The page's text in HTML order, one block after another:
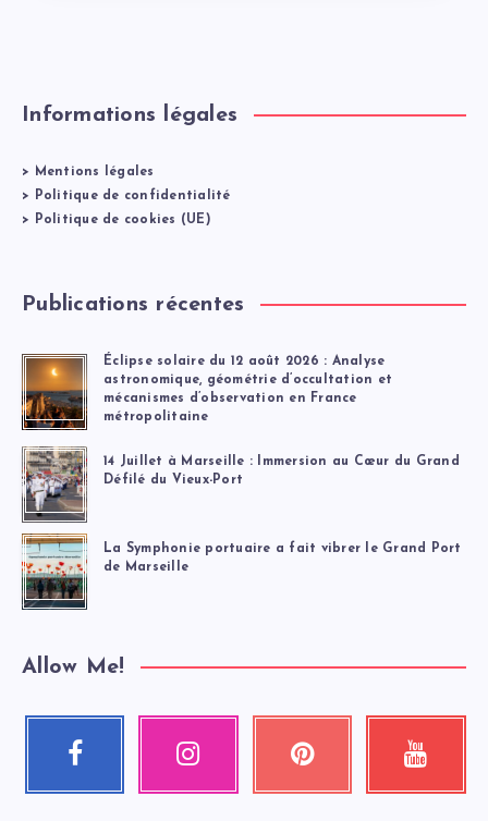
Informations légales
>
Mentions légales
>
Politique de confidentialité
>
Politique de cookies (UE)
Publications récentes
Éclipse solaire du 12 août 2026 : Analyse
astronomique, géométrie d’occultation et
mécanismes d’observation en France
métropolitaine
14 Juillet à Marseille : Immersion au Cœur du Grand
Défilé du Vieux-Port
La Symphonie portuaire a fait vibrer le Grand Port
de Marseille
Allow Me!
Facebook Instagram Pinterest
Épinglez
Youtube
Regardez